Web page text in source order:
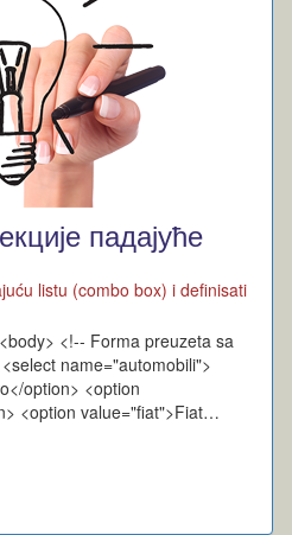
падајуће
listu (combo box) i definisati
<!-- Forma preuzeta sa
name="automobili">
option> <option
<option value="fiat">Fiat…